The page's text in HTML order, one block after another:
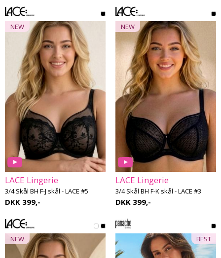
NEW
LACE Lingerie
3/4 Skål BH F-J skål - LACE #5
DKK 399,-
NEW
LACE Lingerie
3/4 Skål BH F-K skål - LACE #3
DKK 399,-
NEW BEST